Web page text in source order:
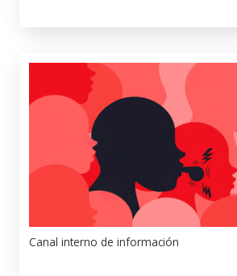
Canal interno de información